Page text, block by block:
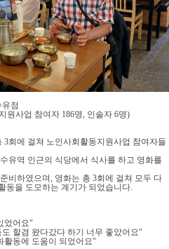
점
원사업 참여자 186명, 인솔자 6명)
회에 걸쳐 노인사회활동지원사업 참여자들
유역 인근의 식당에서 식사를 하고 영화를
비하였으며, 영화는 총 3회에 걸쳐 모두 다
동을 도모하는 계기가 되었습니다.
었어요"
할겸 왔다갔다 하기 너무 좋았어요"
활동에 도움이 되었어요"